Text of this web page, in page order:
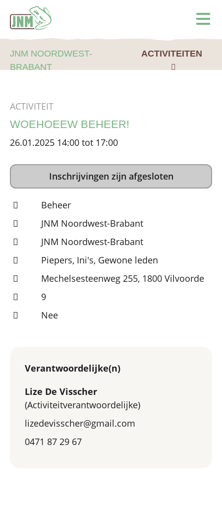
JNM NOORDWEST-
BRABANT
ACTIVITEITEN
ACTIVITEIT
WOEHOEEW BEHEER!
26.01.2025 14:00 tot 17:00
Inschrijvingen zijn afgesloten
Beheer
JNM Noordwest-Brabant
JNM Noordwest-Brabant
Piepers, Ini's, Gewone leden
Mechelsesteenweg 255, 1800 Vilvoorde
9
Nee
Verantwoordelijke(n)
Lize De Visscher
(Activiteitverantwoordelijke)
lizedevisscher@gmail.com
0471 87 29 67